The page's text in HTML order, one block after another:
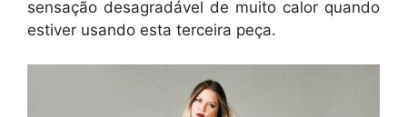
sensação desagradável de muito calor quando
estiver usando esta terceira peça.